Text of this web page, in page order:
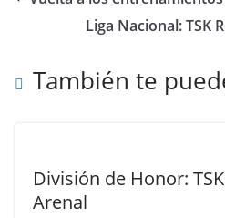
Liga Nacional: TSK
También te
División de Honor:
Arenal